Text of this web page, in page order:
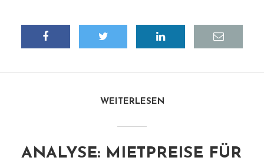
WEITERLESEN
ANALYSE: MIETPREISE FÜR